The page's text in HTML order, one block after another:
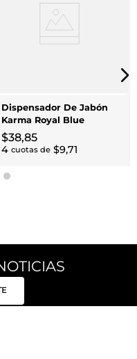
Dispensador De Jabón
Karma Royal Blue
$38,85
4 cuotas de $9,71